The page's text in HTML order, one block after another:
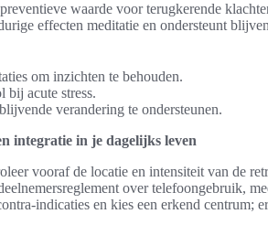
waarde voor terugkerende
effecten meditatie en ondersteunt
om inzichten te behouden.
bij acute stress.
verandering te ondersteunen.
integratie in je dagelijks leven
vooraf de locatie en intensiteit van de
over telefoongebruik,
indicaties en kies een erkend centrum;